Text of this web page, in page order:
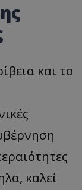
και το
καλεί